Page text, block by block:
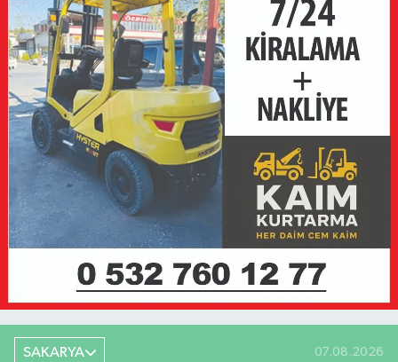
SAKARYA 07.08.2026